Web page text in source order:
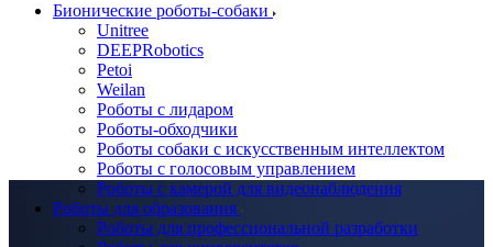
Бионические роботы-собаки
Unitree
DEEPRobotics
Petoi
Weilan
Роботы с лидаром
Роботы-обходчики
Роботы собаки с искусственным интеллектом
Роботы с голосовым управлением
Роботы с камерой для видеонаблюдения
Роботы для образования
Роботы для профессиональной разработки